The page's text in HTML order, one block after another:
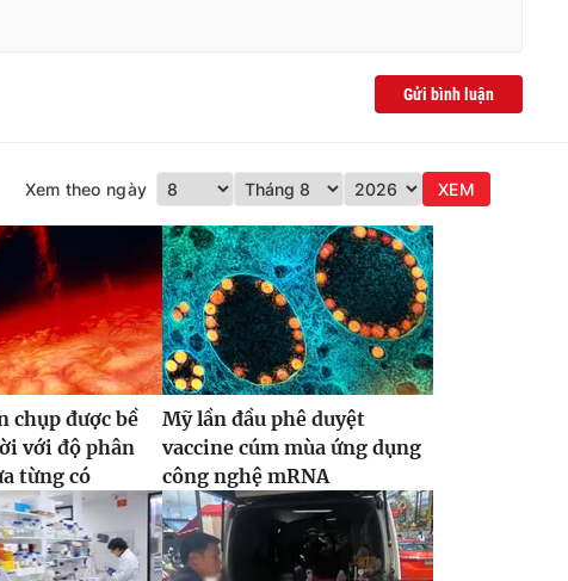
Gửi bình luận
Xem theo ngày XEM
chụp được bề
với độ phân
từng có
Mỹ lần đầu phê duyệt
vaccine cúm mùa ứng dụng
công nghệ mRNA